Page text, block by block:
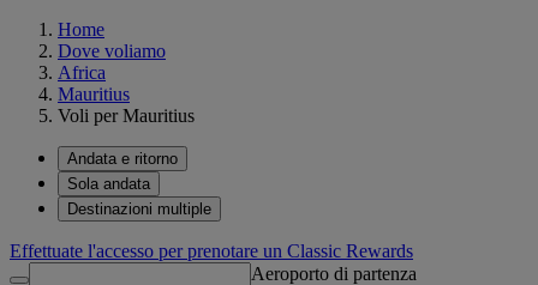
Home
Dove voliamo
Africa
Mauritius
Voli per Mauritius
Andata e ritorno
Sola andata
Destinazioni multiple
Effettuate l'accesso per prenotare un Classic Rewards
Aeroporto di partenza